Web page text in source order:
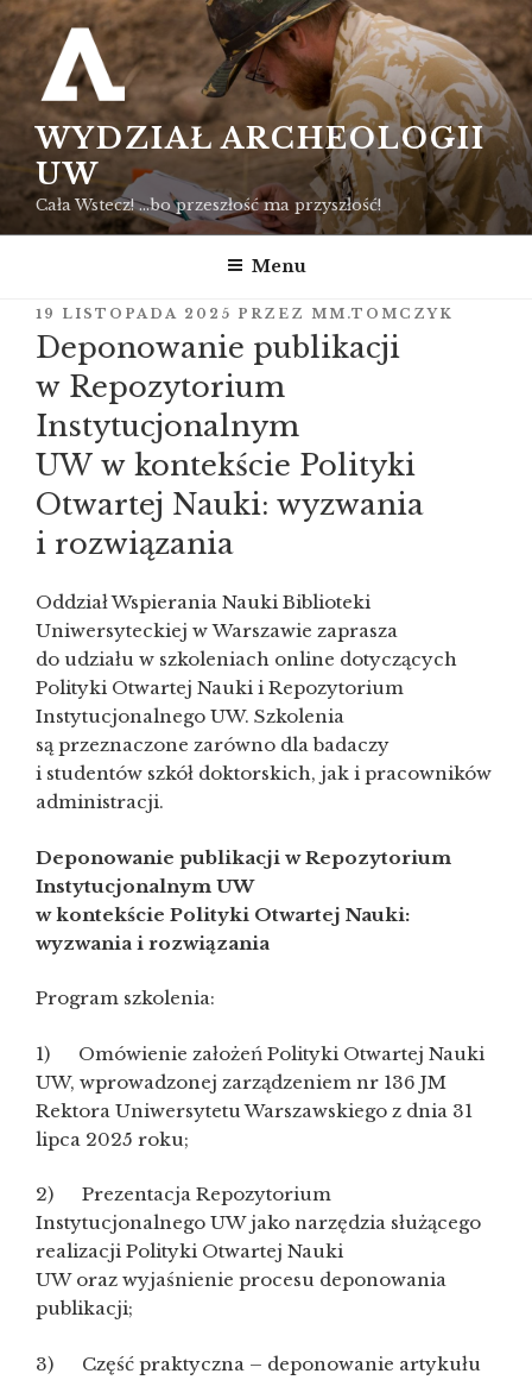
Przejdź
do
treści
WYDZIAŁ ARCHEOLOGII
UW
Cała Wstecz! …bo przeszłość ma przyszłość!
Menu
OPUBLIKOWANE
W
19 LISTOPADA 2025 PRZEZ MM.TOMCZYK
Deponowanie publikacji
w Repozytorium
Instytucjonalnym
UW w kontekście Polityki
Otwartej Nauki: wyzwania
i rozwiązania
Oddział Wspierania Nauki Biblioteki
Uniwersyteckiej w Warszawie zaprasza
do udziału w szkoleniach online dotyczących
Polityki Otwartej Nauki i Repozytorium
Instytucjonalnego UW. Szkolenia
są przeznaczone zarówno dla badaczy
i studentów szkół doktorskich, jak i pracowników
administracji.
Deponowanie publikacji w Repozytorium
Instytucjonalnym UW
w kontekście Polityki Otwartej Nauki:
wyzwania i rozwiązania
Program szkolenia:
1) Omówienie założeń Polityki Otwartej Nauki
UW, wprowadzonej zarządzeniem nr 136 JM
Rektora Uniwersytetu Warszawskiego z dnia 31
lipca 2025 roku;
2) Prezentacja Repozytorium
Instytucjonalnego UW jako narzędzia służącego
realizacji Polityki Otwartej Nauki
UW oraz wyjaśnienie procesu deponowania
publikacji;
3) Część praktyczna – deponowanie artykułu